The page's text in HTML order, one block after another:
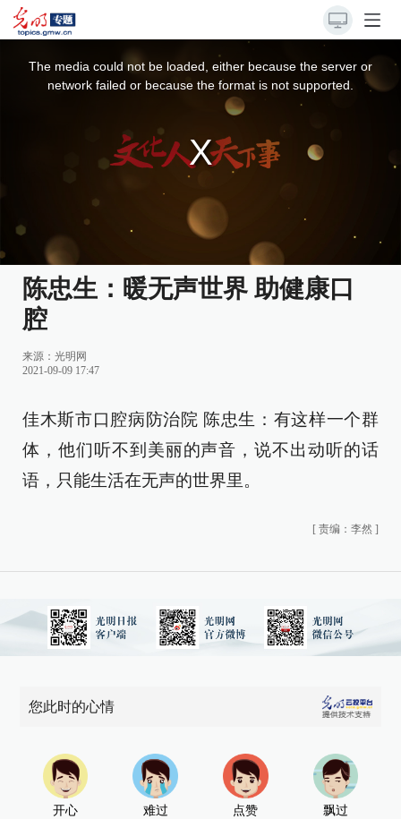
The media could not be loaded, either because the server or
network failed or because the format is not supported.
陈忠生：暖无声世界 助健康口
腔
来源：光明网
2021-09-09 17:47
佳木斯市口腔病防治院 陈忠生：有这样一个群
体，他们听不到美丽的声音，说不出动听的话
语，只能生活在无声的世界里。
[ 责编：李然 ]
您此时的心情
开心 难过 点赞 飘过